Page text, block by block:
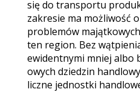
się do transportu
zakresie ma możliwość
problemów
ten region. Bez
ewidentnymi mniej albo
owych dziedzin
liczne jednostki